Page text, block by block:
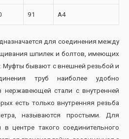
91 A4
для соединения между
шпилек и болтов, имеющих
Муфты бывают с внешней резьбой и
труб наиболее удобно
нержавеющей стали с внутренней
есть только внутренняя резьба
называются простыми. Для
в центре такого соединительного